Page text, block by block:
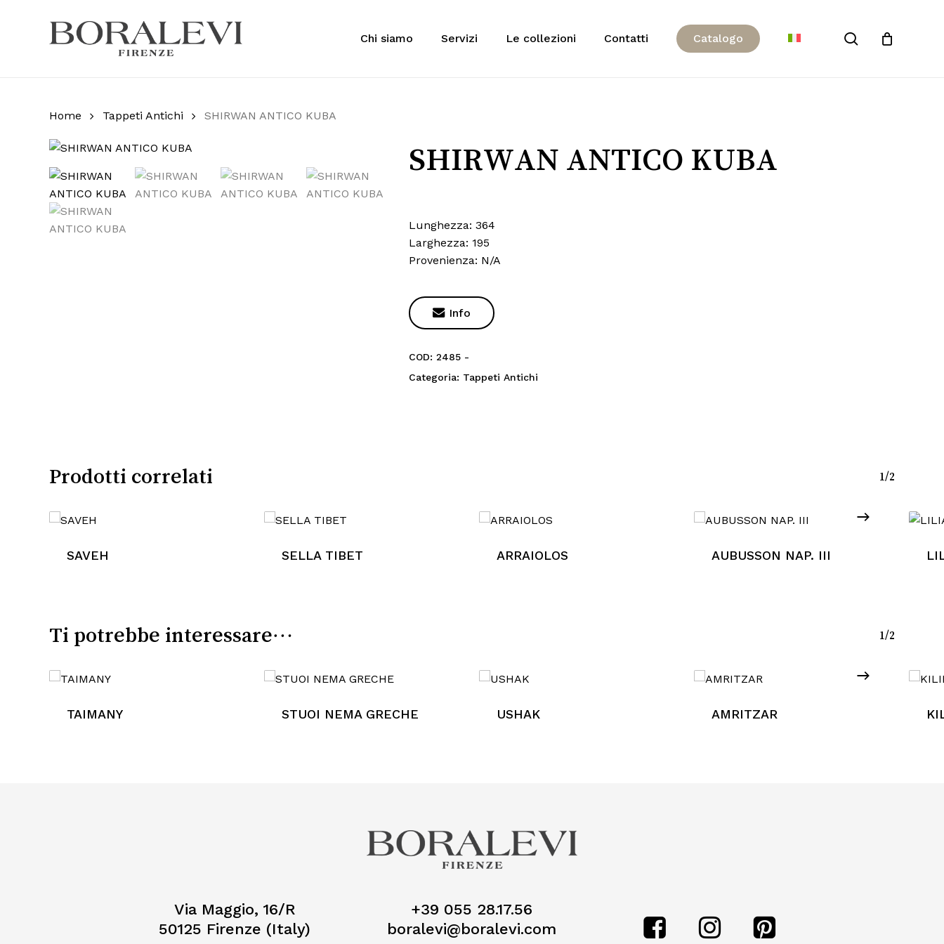
Chi siamo Servizi Le collezioni Contatti Catalogo search
Cart
Nessun prodotto nel carrello.
Go To Shop
Home Tappeti Antichi SHIRWAN ANTICO KUBA
SHIRWAN ANTICO KUBA
Lunghezza: 364
Larghezza: 195
Provenienza: N/A
Info
COD: 2485 -
Categoria: Tappeti Antichi
Prodotti correlati 1/2
SAVEH SELLA TIBET ARRAIOLOS AUBUSSON NAP. III
Ti potrebbe interessare… 1/2
TAIMANY STUOI NEMA GRECHE USHAK AMRITZAR
Via Maggio, 16/R
50125 Firenze (Italy)
+39 055 28.17.56
boralevi@boralevi.com